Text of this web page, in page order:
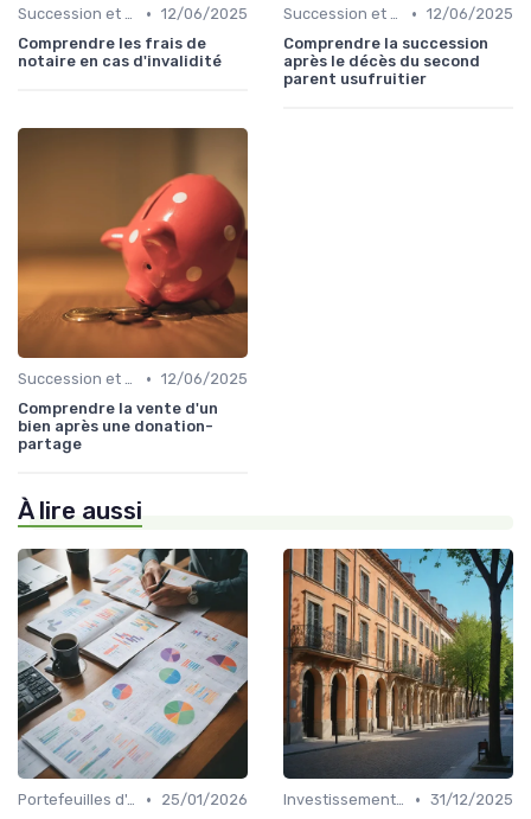
Succession et Transmission de Patrimoine • 12/06/2025
Comprendre les frais de
notaire en cas d'invalidité
Succession et Transmission de Patrimoine • 12/06/2025
Comprendre la succession
après le décès du second
parent usufruitier
Succession et Transmission de Patrimoine • 12/06/2025
Comprendre la vente d'un
bien après une donation-
partage
À lire aussi
Portefeuilles d'Actions et d'Obligations •
25/01/2026
Investissement Immobilier • 31/12/2025